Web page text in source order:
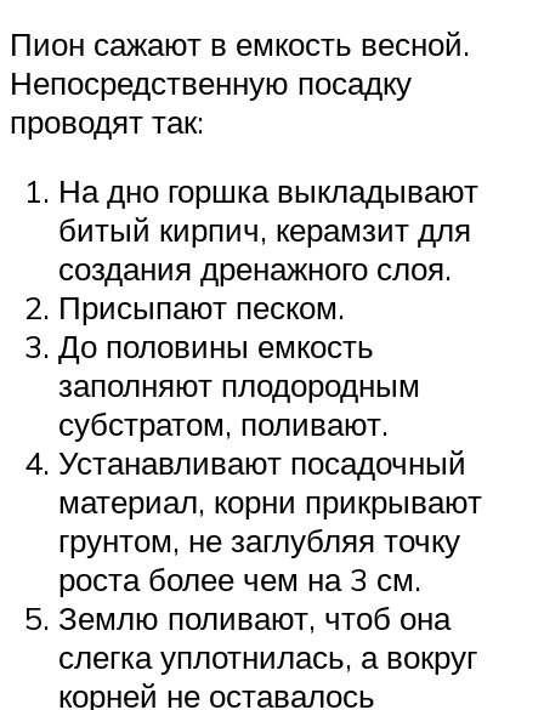
Пион сажают в емкость весной.
Непосредственную посадку
проводят так:
На дно горшка выкладывают
битый кирпич, керамзит для
создания дренажного слоя.
Присыпают песком.
До половины емкость
заполняют плодородным
субстратом, поливают.
Устанавливают посадочный
материал, корни прикрывают
грунтом, не заглубляя точку
роста более чем на 3 см.
Землю поливают, чтоб она
слегка уплотнилась, а вокруг
корней не оставалось